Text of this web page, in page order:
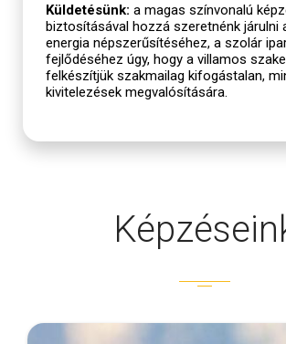
Küldetésünk: a magas színvonalú
biztosításával hozzá szeretnénk járulni
energia népszerűsítéséhez, a szolár
fejlődéséhez úgy, hogy a villamos
felkészítjük szakmailag kifogástalan,
kivitelezések megvalósítására.